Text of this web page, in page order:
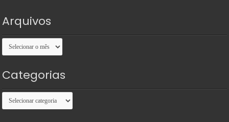
Arquivos
Arquivos
Categorias
Categorias